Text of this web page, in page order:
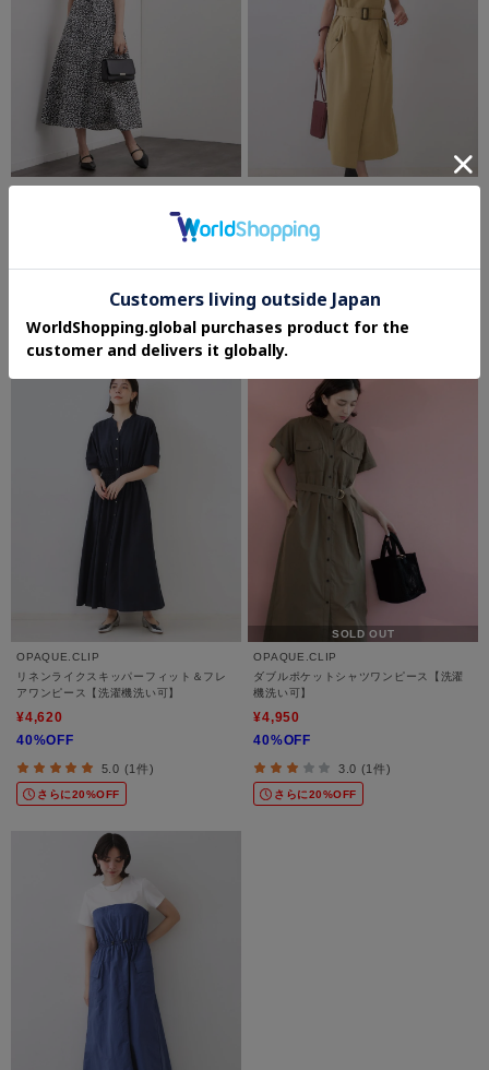
小花柄スキッパーワンピース【洗濯機
【洗濯機洗い可】
5.0 (1件)
さらに20%OFF
OPAQUE.CLIP
リネンライクスキッパーフィット＆フレ
アワンピース【洗濯機洗い可】
¥4,620
40%OFF
5.0 (1件)
さらに20%OFF
SOLD OUT
OPAQUE.CLIP
ダブルポケットシャツワンピース【洗濯
機洗い可】
¥4,950
40%OFF
3.0 (1件)
さらに20%OFF